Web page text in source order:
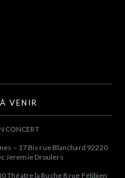
VENIR
CONCERT
– 17 Bis rue Blanchard 92220
Jeremie Droulers
Théatre la Ruche 8 rue Félibien